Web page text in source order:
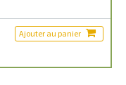
Ajouter au panier